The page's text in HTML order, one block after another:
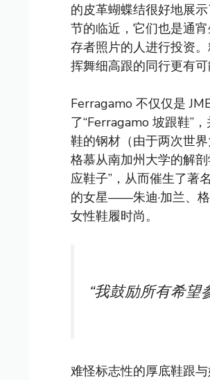
的皮革蝴蝶结很好地展
节的临近，它们也是通
存者照片的人进行投资
挥舞细高跟的同行更有
Ferragamo 不仅仅是
了“Ferragamo 坡跟鞋”
鞋的钢材（由于两次世
格慕从南加州大学的解
应鞋子”，从而催生了著
的女星——朱迪·加兰、格
女性鞋履时尚。
“我鼓励所有希
难怪标志性的厚底鞋跟